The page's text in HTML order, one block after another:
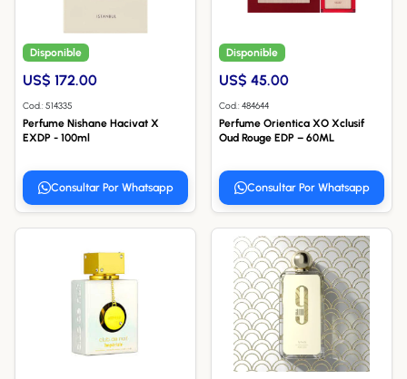
Disponible
US$ 172.00
Cod.: 514335
Perfume Nishane Hacivat X
EXDP - 100ml
Consultar Por Whatsapp
Disponible
US$ 45.00
Cod.: 484644
Perfume Orientica XO Xclusif
Oud Rouge EDP – 60ML
Consultar Por Whatsapp